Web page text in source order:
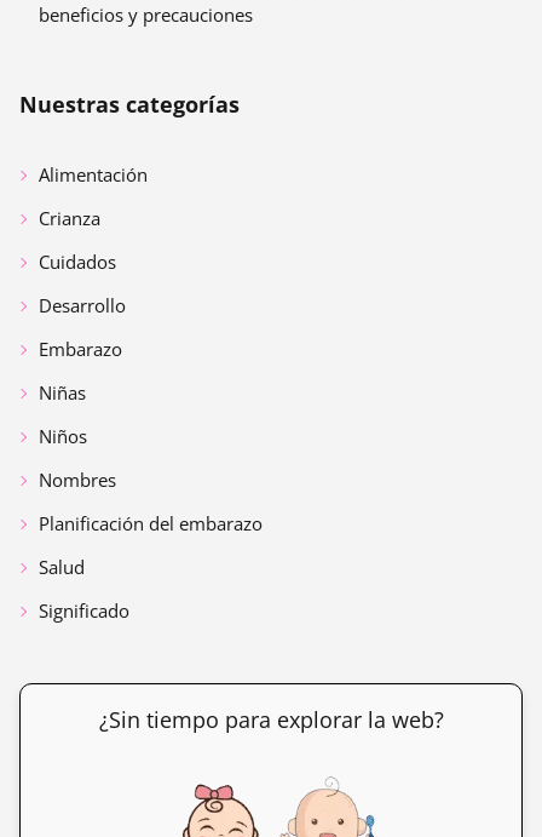
beneficios y precauciones
Nuestras categorías
Alimentación
Crianza
Cuidados
Desarrollo
Embarazo
Niñas
Niños
Nombres
Planificación del embarazo
Salud
Significado
¿Sin tiempo para explorar la web?